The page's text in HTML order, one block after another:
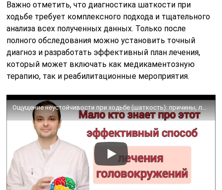
Важно отметить, что диагностика шаткости при
ходьбе требует комплексного подхода и тщательного
анализа всех полученных данных. Только после
полного обследования можно установить точный
диагноз и разработать эффективный план лечения,
который может включать как медикаментозную
терапию, так и реабилитационные мероприятия.
Ощущение неустойчивости при ходьбе (шаткость): причины, лечение